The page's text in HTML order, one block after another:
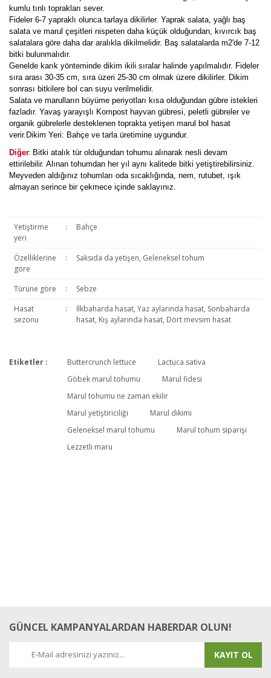
kumlu tınlı toprakları sever.
Fideler 6-7 yapraklı olunca tarlaya dikilirler. Yaprak salata, yağlı baş
salata ve marul çeşitleri nispeten daha küçük olduğundan, kıvırcık baş
salatalara göre daha dar aralıkla dikilmelidir. Baş salatalarda m2'de 7-12
bitki bulunmalıdır.
Genelde karık yönteminde dikim ikili sıralar halinde yapılmalıdır. Fideler
sıra arası 30-35 cm, sıra üzeri 25-30 cm olmak üzere dikilirler. Dikim
sonrası bitkilere bol can suyu verilmelidir.
Salata ve marulların büyüme periyotları kısa olduğundan gübre istekleri
fazladır. Yavaş yarayışlı Kompost hayvan gübresi, peletli gübreler ve
organik gübrelerle desteklenen toprakta yetişen marul bol hasat
verir.Dikim Yeri: Bahçe ve tarla üretimine uygundur.
Diğer: Bitki atalık tür olduğundan tohumu alınarak nesli devam
ettirilebilir. Alınan tohumdan her yıl aynı kalitede bitki yetiştirebilirsiniz.
Meyveden aldığınız tohumları oda sıcaklığında, nem, rutubet, ışık
almayan serince bir çekmece içinde saklayınız.
Yetiştirme
yeri
: Bahçe
Özelliklerine
göre
: Saksıda da yetişen, Geleneksel tohum
Türüne göre :
Sebze
Hasat
sezonu
:
İlkbaharda hasat, Yaz aylarında hasat, Sonbaharda
hasat, Kış aylarında hasat, Dört mevsim hasat
Bu ürüne ilk yorumu siz yapın!
Yorum Yaz
Etiketler : Buttercrunch lettuce
Lactuca sativa
Göbek marul tohumu
Marul fidesi
Marul tohumu ne zaman ekilir
Marul yetiştiriciliği
Marul dikimi
Geleneksel marul tohumu
Marul tohum siparişi
Lezzetli maru
GÜNCEL KAMPANYALARDAN HABERDAR OLUN!
KAYIT OL